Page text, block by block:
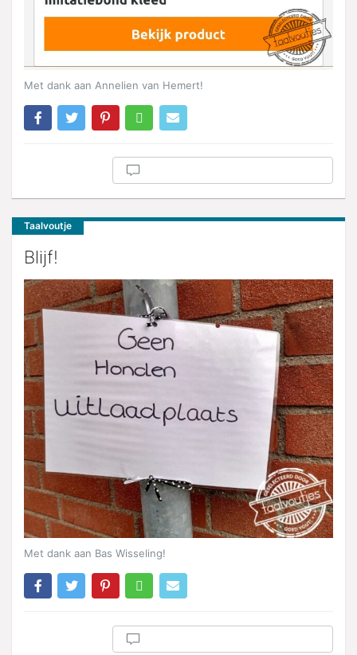
Met dank aan Annelien van Hemert!
Taalvoutje
Blijf!
Met dank aan Bas Wisseling!